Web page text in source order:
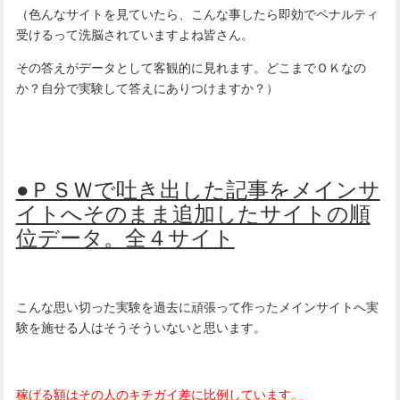
（色んなサイトを見ていたら、こんな事したら即効でペナルティ
受けるって洗脳されていますよね皆さん。
その答えがデータとして客観的に見れます。どこまでＯＫなの
か？自分で実験して答えにありつけますか？）
●ＰＳＷで吐き出した記事をメインサ
イトへそのまま追加したサイトの順
位データ。全４サイト
こんな思い切った実験を過去に頑張って作ったメインサイトへ実
験を施せる人はそうそういないと思います。
稼げる額はその人のキチガイ差に比例しています。